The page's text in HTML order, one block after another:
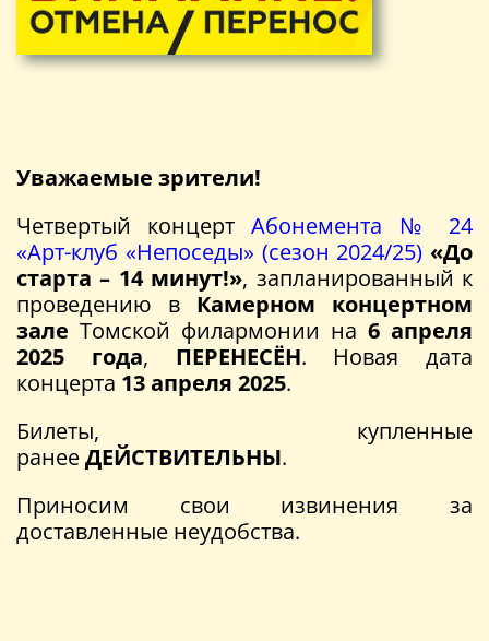
Уважаемые зрители!
Четвертый концертАбонемента № 24
«Арт-клуб «Непоседы» (сезон 2024/25) «До
старта – 14 минут!», запланированный к
проведению в Камерном концертном
зале Томской филармонии на 6 апреля
2025 года, ПЕРЕНЕСЁН. Новая дата
концерта 13 апреля 2025.
Билеты, купленные
ранееДЕЙСТВИТЕЛЬНЫ.
Приносим свои извинения за
доставленные неудобства.